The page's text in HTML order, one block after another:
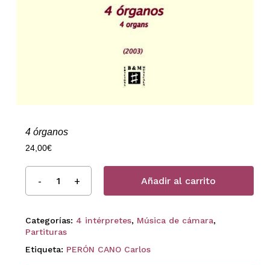
4 órganos
24,00€
Añadir al carrito
Categorías: 4 intérpretes, Música de cámara,
Partituras
Etiqueta: PERÓN CANO Carlos